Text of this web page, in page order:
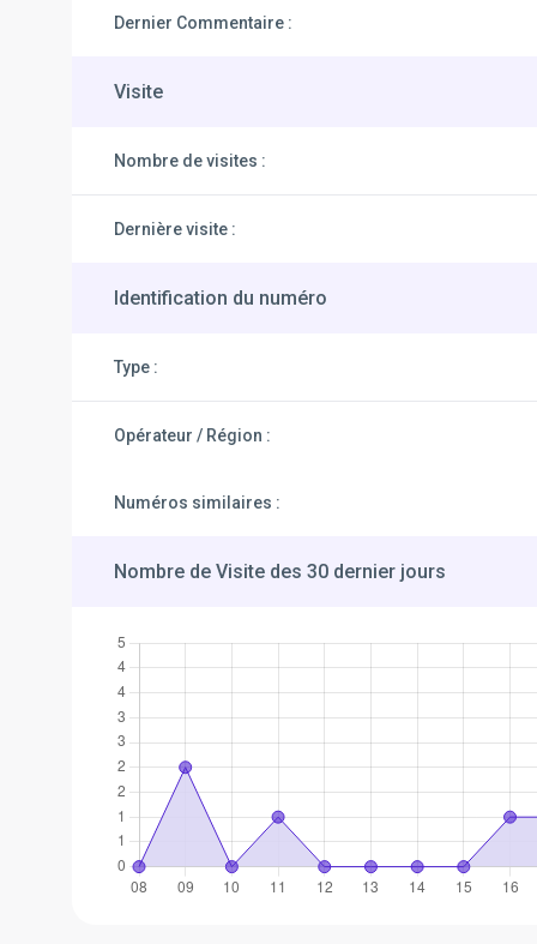
Dernier Commentaire :
Visite
Nombre de visites :
Dernière visite :
Identification du numéro
Type :
Opérateur / Région :
Numéros similaires :
Nombre de Visite des 30 dernier jours